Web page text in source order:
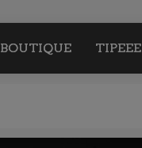
BOUTIQUE TIPEEE